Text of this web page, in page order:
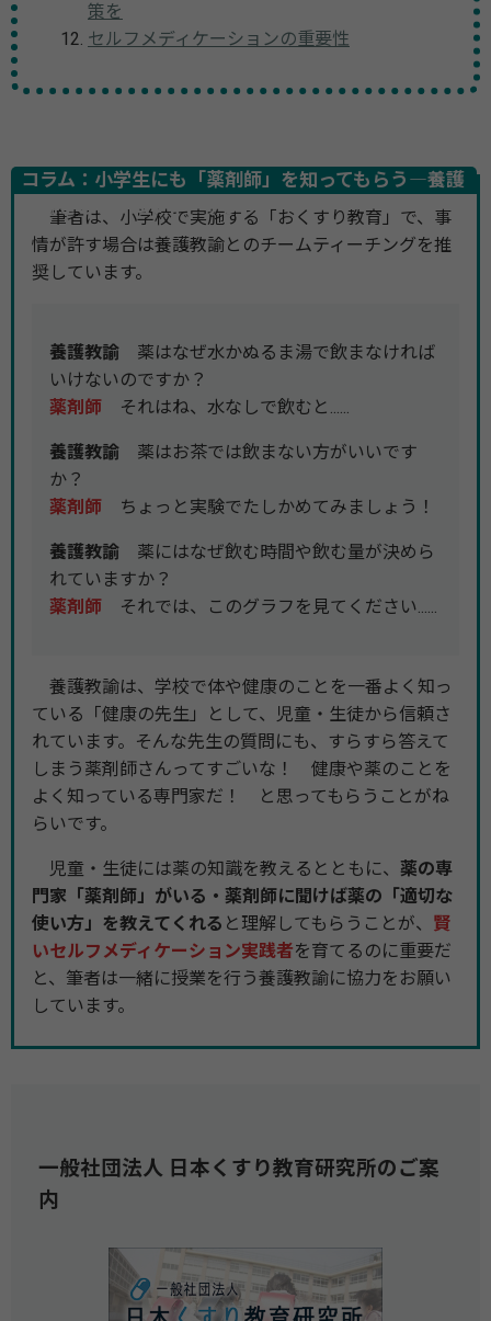
策を
セルフメディケーションの重要性
コラム：小学生にも「薬剤師」を知ってもらう―養護
教諭とのチームティーチング
筆者は、小学校で実施する「おくすり教育」で、事
情が許す場合は養護教諭とのチームティーチングを推
奨しています。
養護教諭 薬はなぜ水かぬるま湯で飲まなければ
いけないのですか？
薬剤師 それはね、水なしで飲むと......
養護教諭 薬はお茶では飲まない方がいいです
か？
薬剤師 ちょっと実験でたしかめてみましょう！
養護教諭 薬にはなぜ飲む時間や飲む量が決めら
れていますか？
薬剤師 それでは、このグラフを見てください......
養護教諭は、学校で体や健康のことを一番よく知っ
ている「健康の先生」として、児童・生徒から信頼さ
れています。そんな先生の質問にも、すらすら答えて
しまう薬剤師さんってすごいな！ 健康や薬のことを
よく知っている専門家だ！ と思ってもらうことがね
らいです。
児童・生徒には薬の知識を教えるとともに、 薬の専
門家「薬剤師」がいる・薬剤師に聞けば薬の「適切な
使い方」を教えてくれる と理解してもらうことが、 賢
いセルフメディケーション実践者を育てるのに重要だ
と、筆者は一緒に授業を行う養護教諭に協力をお願い
しています。
一般社団法人 日本くすり教育研究所のご案
内